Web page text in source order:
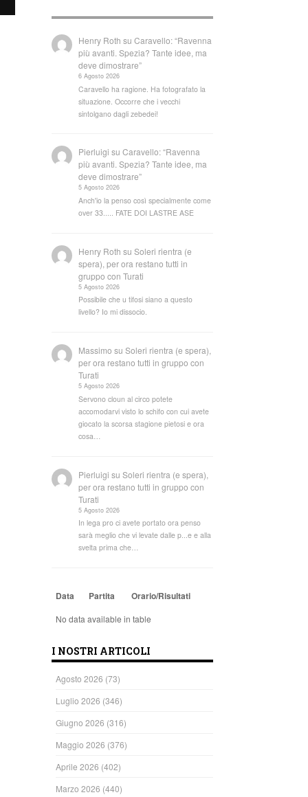
Henry Roth suCaravello: “Ravenna
più avanti. Spezia? Tante idee, ma
deve dimostrare”
6 Agosto 2026
Caravello ha ragione. Ha fotografato la
situazione. Occorre che i vecchi
sintolgano dagli zebedei!
Pierluigi suCaravello: “Ravenna
più avanti. Spezia? Tante idee, ma
deve dimostrare”
5 Agosto 2026
Anch'io la penso così specialmente come
over 33..... FATE DOI LASTRE ASE
Henry Roth suSoleri rientra (e
spera), per ora restano tutti in
gruppo con Turati
5 Agosto 2026
Possibile che u tifosi siano a questo
livello? Io mi dissocio.
Massimo suSoleri rientra (e spera),
per ora restano tutti in gruppo con
Turati
5 Agosto 2026
Servono cloun al circo potete
accomodarvi visto lo schifo con cui avete
giocato la scorsa stagione pietosi e ora
cosa…
Pierluigi suSoleri rientra (e spera),
per ora restano tutti in gruppo con
Turati
5 Agosto 2026
In lega pro ci avete portato ora penso
sarà meglio che vi levate dalle p...e e alla
svelta prima che…
Data Partita Orario/Risultati
No data available in table
I NOSTRI ARTICOLI
Agosto 2026 (73)
Luglio 2026 (346)
Giugno 2026 (316)
Maggio 2026 (376)
Aprile 2026 (402)
Marzo 2026 (440)